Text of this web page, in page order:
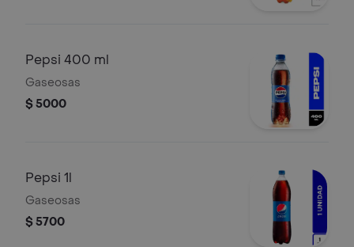
Pepsi 400 ml
Gaseosas
$ 5000
Pepsi 1l
Gaseosas
$ 5700